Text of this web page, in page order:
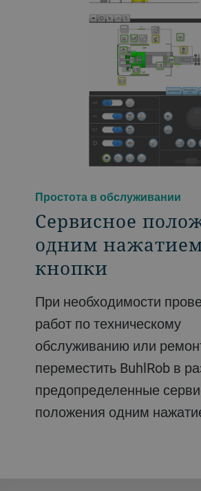
Простота в обслуживании
Сервисное
одним
кнопки
При необходимости
работ по техническому
обслуживанию или
переместить BuhlRob в
предопределенные
положения одним